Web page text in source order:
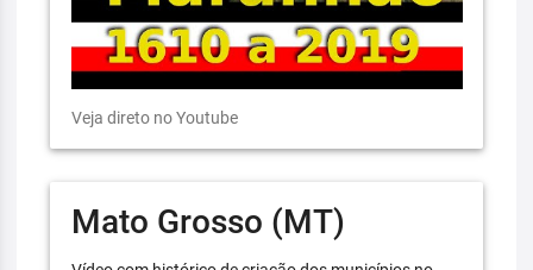
Veja direto no Youtube
Mato Grosso (MT)